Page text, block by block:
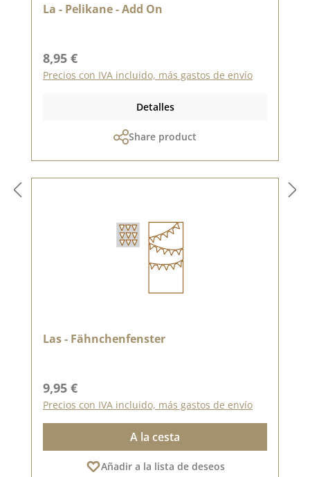
La - Pelikane - Add On
Precio normal:
8,95 €
Precios con IVA incluido, más gastos de envío
Detalles
Share product
Las - Fähnchenfenster
Precio normal:
9,95 €
Precios con IVA incluido, más gastos de envío
A la cesta
Añadir a la lista de deseos